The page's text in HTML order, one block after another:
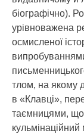
біографічно).
урівноважена
осмисленої
тлом, на якому
в «Клавці»,
таємницями, що
кульмінаційний